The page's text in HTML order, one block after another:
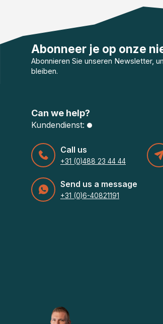
Abonneer je op onze
Abonnieren Sie unseren Newsletter,
bleiben.
Can we help?
Kundendienst:
Call us
+31 (0)488 23 44 44
Send us a message
+31 (0)6-40821191